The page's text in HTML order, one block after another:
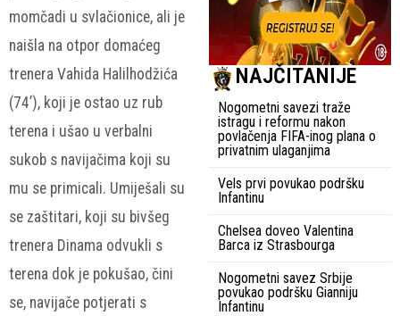
momčadi u svlačionice, ali je
naišla na otpor domaćeg
trenera Vahida Halilhodžića
(74’), koji je ostao uz rub
terena i ušao u verbalni
sukob s navijačima koji su
mu se primicali. Umiješali su
se zaštitari, koji su bivšeg
trenera Dinama odvukli s
terena dok je pokušao, čini
se, navijače potjerati s
NAJČITANIJE
Nogometni savezi traže
istragu i reformu nakon
povlačenja FIFA-inog plana o
privatnim ulaganjima
Vels prvi povukao podršku
Infantinu
Chelsea doveo Valentina
Barca iz Strasbourga
Nogometni savez Srbije
povukao podršku Gianniju
Infantinu